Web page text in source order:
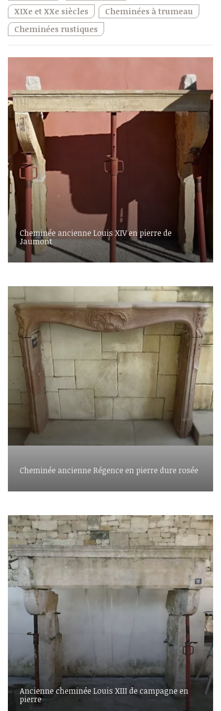
XIXe et XXe siècles
Cheminées à trumeau
Cheminées rustiques
Cheminée ancienne Louis XIV en pierre de
Jaumont
Cheminée ancienne Régence en pierre dure rosée
Ancienne cheminée Louis XIII de campagne en
pierre